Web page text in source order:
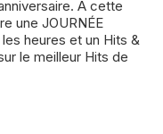
A cette
une JOURNÉE
heures et un Hits &
le meilleur Hits de